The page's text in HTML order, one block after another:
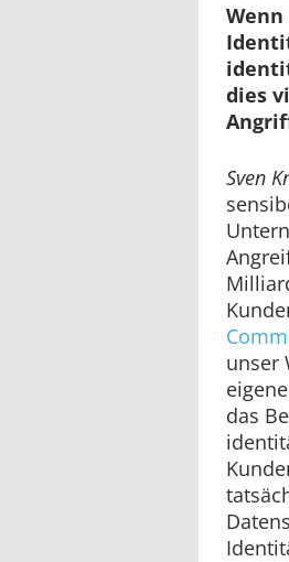
dies
Sven
unser
das